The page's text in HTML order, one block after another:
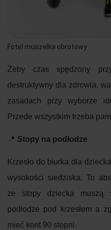
Fotel muszelka obrotowy
Żeby czas spędzony
destruktywny dla zdrowia,
zasadach przy wyborze
Przede wszystkim trzeba
📍 Stopy na podłodze
Krzesło do biurka dla
wysokości siedziska. To
ze stopy dziecka muszą
podłodze pod krzesłem a
mieć kont 90 stopni.